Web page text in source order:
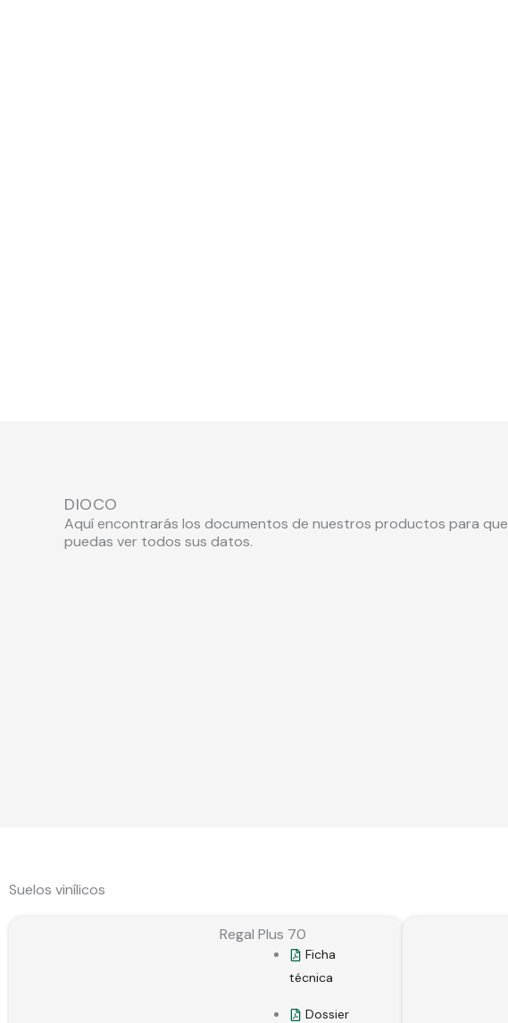
DIOCO
Aquí encontrarás los documentos de nuestros productos para que
puedas ver todos sus datos.
Suelos vinílicos
Regal Plus 70
Ficha
técnica
Dossier